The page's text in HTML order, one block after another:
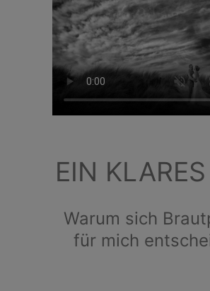
EIN KLARES
Warum sich
für mich